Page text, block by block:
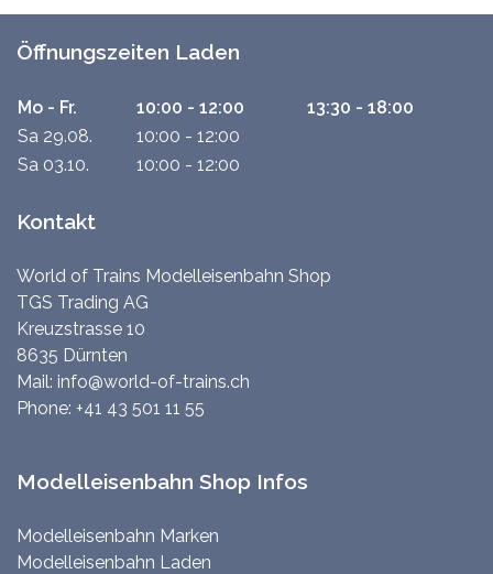
Öffnungszeiten Laden
Mo - Fr. 10:00 - 12:00
13:30 - 18:00
Sa 29.08.
10:00 - 12:00
Sa 03.10.
10:00 - 12:00
Kontakt
World of Trains Modelleisenbahn Shop
TGS Trading AG
Kreuzstrasse 10
8635 Dürnten
Mail: info@world-of-trains.ch
Phone: +41 43 501 11 55
Modelleisenbahn Shop Infos
Modelleisenbahn Marken
Modelleisenbahn Laden